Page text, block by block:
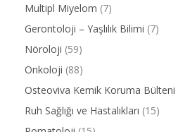
Multipl Miyelom (7)
Gerontoloji – Yaşlılık Bilimi (7)
Nöroloji (59)
Onkoloji (88)
Osteoviva Kemik Koruma Bülteni
Ruh Sağlığı ve Hastalıkları (15)